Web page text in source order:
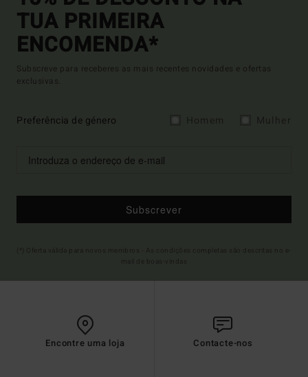
TUA PRIMEIRA
ENCOMENDA*
Subscreve para receberes as mais recentes novidades e ofertas
exclusivas.
Preferência de género
Subscrever
Encontre uma loja Contacte-nos